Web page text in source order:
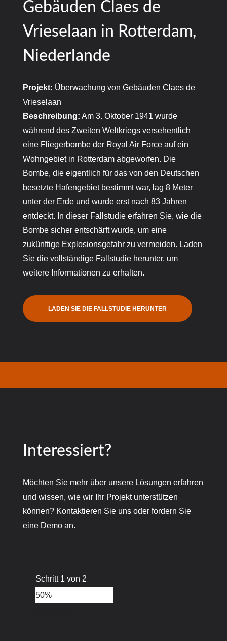
Gebäuden Claes de
Vrieselaan in Rotterdam,
Niederlande
Projekt: Überwachung von Gebäuden Claes de
Vrieselaan
Beschreibung: Am 3. Oktober 1941 wurde
während des Zweiten Weltkriegs versehentlich
eine Fliegerbombe der Royal Air Force auf ein
Wohngebiet in Rotterdam abgeworfen. Die
Bombe, die eigentlich für das von den Deutschen
besetzte Hafengebiet bestimmt war, lag 8 Meter
unter der Erde und wurde erst nach 83 Jahren
entdeckt. In dieser Fallstudie erfahren Sie, wie die
Bombe sicher entschärft wurde, um eine
zukünftige Explosionsgefahr zu vermeiden. Laden
Sie die vollständige Fallstudie herunter, um
weitere Informationen zu erhalten.
LADEN SIE DIE FALLSTUDIE HERUNTER
Interessiert?
Möchten Sie mehr über unsere Lösungen erfahren
und wissen, wie wir Ihr Projekt unterstützen
können? Kontaktieren Sie uns oder fordern Sie
eine Demo an.
Schritt 1 von 2
50%